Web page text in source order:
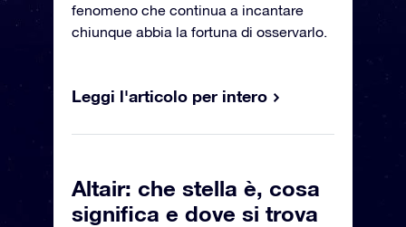
fenomeno che continua a incantare
chiunque abbia la fortuna di osservarlo.
Leggi l'articolo per intero
Altair: che stella è, cosa
significa e dove si trova